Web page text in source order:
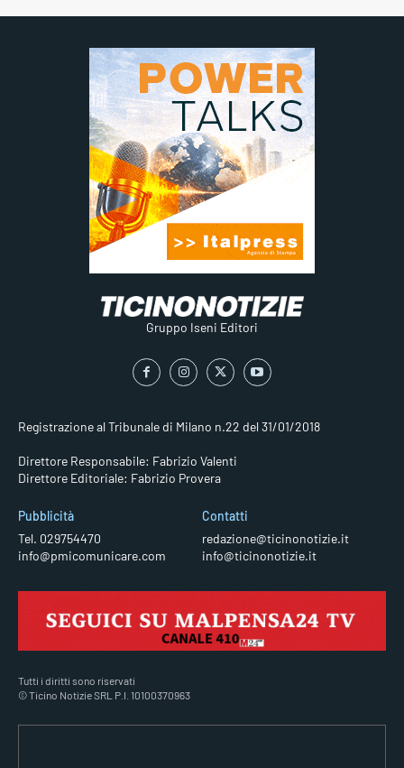
Gruppo Iseni Editori
Registrazione al Tribunale di Milano n.22 del 31/01/2018
Direttore Responsabile: Fabrizio Valenti
Direttore Editoriale: Fabrizio Provera
Pubblicità
Tel. 029754470
info@pmicomunicare.com
Contatti
redazione@ticinonotizie.it
info@ticinonotizie.it
Tutti i diritti sono riservati
© Ticino Notizie SRL P.I. 10100370963